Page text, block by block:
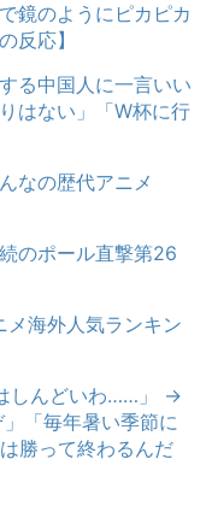
鏡のようにピカピカ
反応】
る中国人に一言いい
はない」「W杯に行
なの歴代アニメ
のポール直撃第26
海外人気ランキン
しんどいわ……」 →
」「毎年暑い季節に
勝って終わるんだ